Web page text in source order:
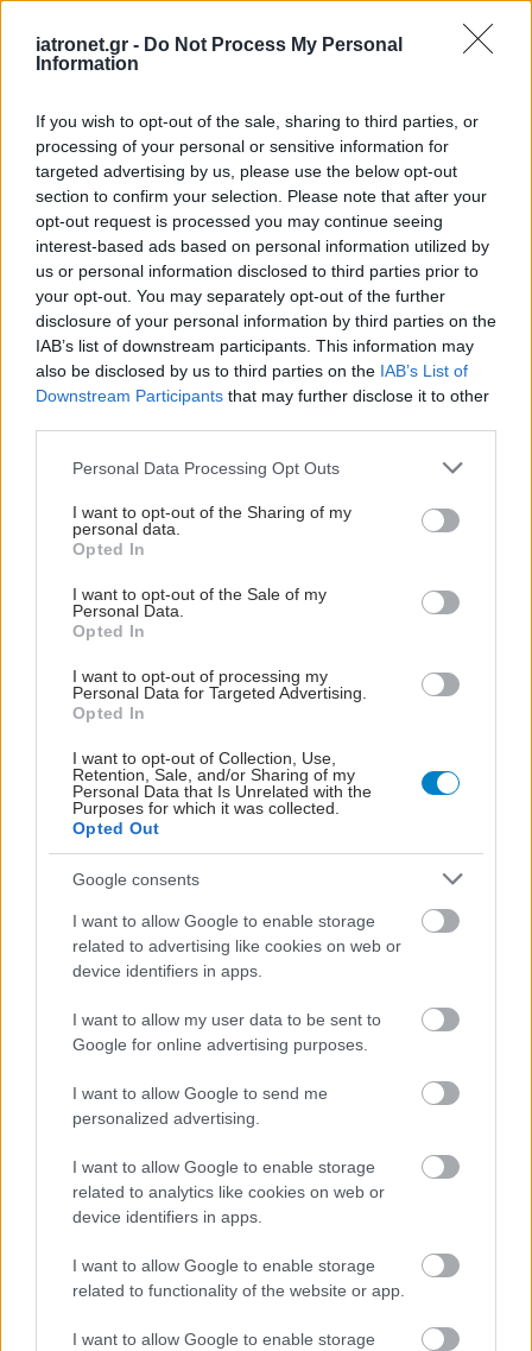
iatronet.gr - Do Not Process My Personal
Information
If you wish to opt-out of the sale, sharing to third parties, or
processing of your personal or sensitive information for
targeted advertising by us, please use the below opt-out
section to confirm your selection. Please note that after your
opt-out request is processed you may continue seeing
interest-based ads based on personal information utilized by
us or personal information disclosed to third parties prior to
your opt-out. You may separately opt-out of the further
disclosure of your personal information by third parties on the
IAB’s list of downstream participants. This information may
also be disclosed by us to third parties on the IAB’s List of
Downstream Participants that may further disclose it to other
Please note that this website/app uses one or more Google
not limited to your visit or usage behaviour. You may click to
grant or deny consent to Google and its third-party tags to
use your data for below specified purposes in below Google
consent section.
Personal Data Processing Opt Outs
I want to opt-out of the Sharing of my
personal data.
Opted In
I want to opt-out of the Sale of my
Personal Data.
Opted In
I want to opt-out of processing my
Personal Data for Targeted Advertising.
Opted In
I want to opt-out of Collection, Use,
Retention, Sale, and/or Sharing of my
Personal Data that Is Unrelated with the
Purposes for which it was collected.
Opted Out
Google consents
I want to allow Google to enable storage
related to advertising like cookies on web or
device identifiers in apps.
I want to allow my user data to be sent to
Google for online advertising purposes.
I want to allow Google to send me
personalized advertising.
I want to allow Google to enable storage
related to analytics like cookies on web or
device identifiers in apps.
I want to allow Google to enable storage
related to functionality of the website or app.
I want to allow Google to enable storage
Δημόσια υγεία
Προσθέστε το iatronet.gr στο Discover
ΔΙΑΒΑΣΤΕ ΑΚΟΜΑ
Ανατολική Μεσόγειο:
Αναδυόμενο ζήτημα
Δημόσιας Υγείας
Σε ποιες παραλίες της
Αττικής δεν επιτρέπεται
η κολύμβηση -
δράση για την ασφάλεια